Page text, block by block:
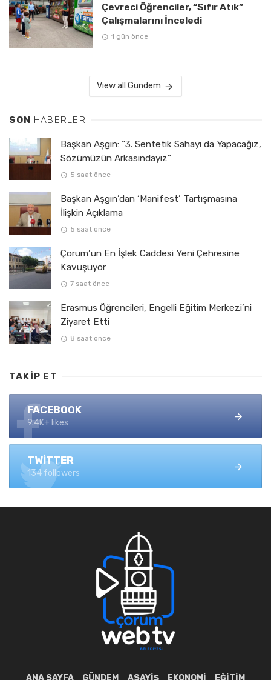
Çevreci Öğrenciler, “Sıfır Atık”
Çalışmalarını İnceledi
1 gün önce
View all Gündem
SON HABERLER
Başkan Aşgın: “3. Sentetik Sahayı da Yapacağız,
Sözümüzün Arkasındayız”
5 saat önce
Başkan Aşgın’dan ‘Manifest’ Tartışmasına
İlişkin Açıklama
5 saat önce
Çorum’un En İşlek Caddesi Yeni Çehresine
Kavuşuyor
7 saat önce
Erasmus Öğrencileri, Engelli Eğitim Merkezi’ni
Ziyaret Etti
8 saat önce
TAKIP ET
FACEBOOK
9.4K+ likes
TWITTER
134 followers
ANA SAYFA GÜNDEM ASAYIŞ EKONOMI EĞITIM